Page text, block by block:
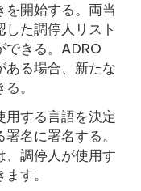
を開始する。両当
た調停人リスト
できる。ADRO
ある場合、新たな
。
用する言語を決定
名に署名する。
、調停人が使用す
す。